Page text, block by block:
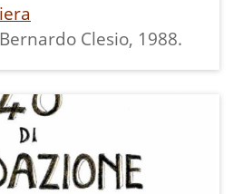
Clesio, 1988.